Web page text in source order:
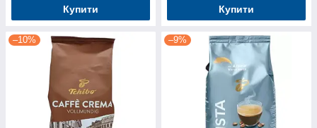
Купити Купити
–10% –9%